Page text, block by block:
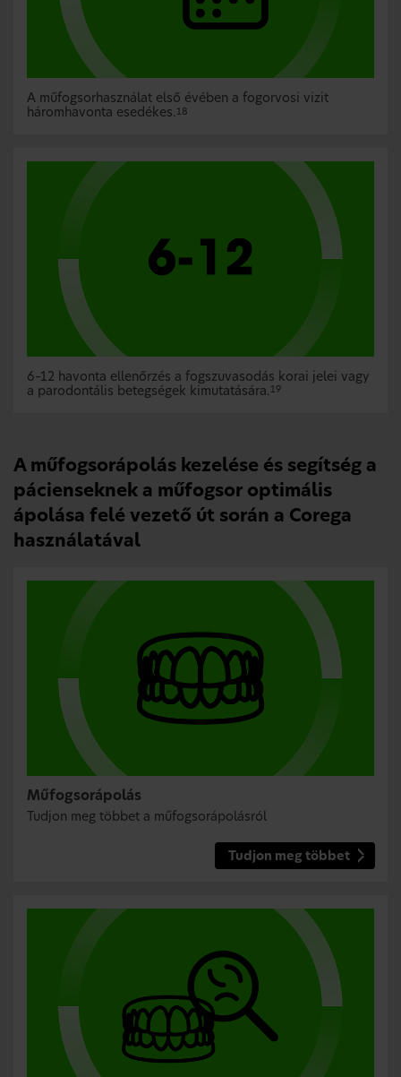
A műfogsorhasználat első évében a fogorvosi vizit
háromhavonta esedékes. 18
6–12 havonta ellenőrzés a fogszuvasodás korai jelei vagy
a parodontális betegségek kimutatására. 19
A műfogsorápolás kezelése és segítség a
pácienseknek a műfogsor optimális
ápolása felé vezető út során a Corega
használatával
Műfogsorápolás
Tudjon meg többet a műfogsorápolásról
Tudjon meg többet